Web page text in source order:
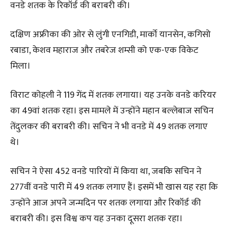
वनडे शतक के रिकॉर्ड की बराबरी की।
दक्षिण अफ्रीका की ओर से लुंगी एनगिडी, मार्को यानसेन, कगिसो
रबाडा, केशव महाराज और तबरेज शम्सी को एक-एक विकेट
मिला।
विराट कोहली ने 119 गेंद में शतक लगाया। यह उनके वनडे करियर
का 49वां शतक रहा। इस मामले में उन्होंने महान बल्लेबाज सचिन
तेंदुलकर की बराबरी की। सचिन ने भी वनडे में 49 शतक लगाए
थे।
सचिन ने ऐसा 452 वनडे पारियों में किया था, जबकि सचिन ने
277वीं वनडे पारी में 49 शतक लगाए हैं। इसमें भी खास यह रहा कि
उन्होंने आज अपने जन्मदिन पर शतक लगाया और रिकॉर्ड की
बराबरी की। इस विश्व कप यह उनका दूसरा शतक रहा।